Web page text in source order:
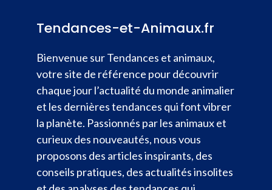
Tendances-et-Animaux.fr
Bienvenue sur Tendances et animaux,
votre site de référence pour découvrir
chaque jour l’actualité du monde animalier
et les dernières tendances qui font vibrer
la planète. Passionnés par les animaux et
curieux des nouveautés, nous vous
proposons des articles inspirants, des
conseils pratiques, des actualités insolites